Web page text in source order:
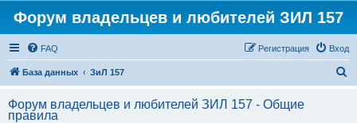
Форум владельцев и любителей ЗИЛ 157
FAQ Вход
Регистрация
База данных ЗиЛ 157
Форум владельцев и любителей ЗИЛ 157 - Общие
правила